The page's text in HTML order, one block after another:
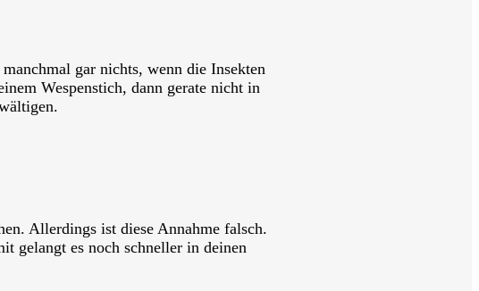
gar nichts, wenn die Insekten
Wespenstich, dann gerate nicht in
Allerdings ist diese Annahme falsch.
gelangt es noch schneller in deinen